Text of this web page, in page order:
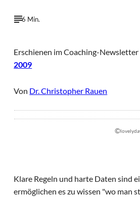
6 Min.
Erschienen im Coaching-Newsletter
2009
Von Dr. Christopher Rauen
©
Klare Regeln und harte Daten sind
ermöglichen es zu wissen "wo man